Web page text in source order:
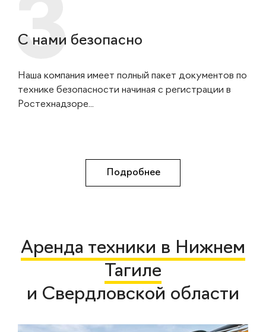
С нами безопасно
Наша компания имеет полный пакет документов по
технике безопасности начиная с регистрации в
Ростехнадзоре...
Подробнее
Аренда техники в Нижнем
Тагиле
и Свердловской области